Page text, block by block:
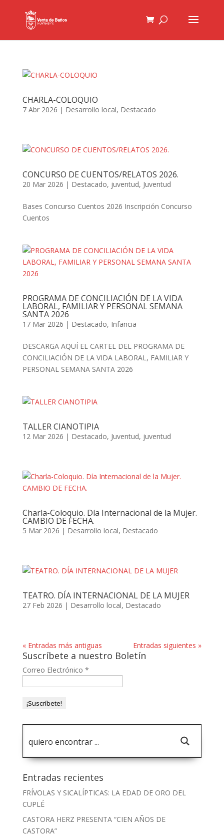
CHARLA-COLOQUIO
7 Abr 2026 | Desarrollo local, Destacado
CONCURSO DE CUENTOS/RELATOS 2026.
20 Mar 2026 | Destacado, juventud, Juventud
Bases Concurso Cuentos 2026 Inscripción Concurso
Cuentos
PROGRAMA DE CONCILIACIÓN DE LA VIDA
LABORAL, FAMILIAR Y PERSONAL SEMANA
SANTA 2026
17 Mar 2026 | Destacado, Infancia
DESCARGA AQUÍ EL CARTEL DEL PROGRAMA DE
CONCILIACIÓN DE LA VIDA LABORAL, FAMILIAR Y
PERSONAL SEMANA SANTA 2026
TALLER CIANOTIPIA
12 Mar 2026 | Destacado, Juventud, juventud
Charla-Coloquio. Día Internacional de la Mujer.
CAMBIO DE FECHA.
5 Mar 2026 | Desarrollo local, Destacado
TEATRO. DÍA INTERNACIONAL DE LA MUJER
27 Feb 2026 | Desarrollo local, Destacado
« Entradas más antiguas Entradas siguientes »
Suscríbete a nuestro Boletín
Correo Electrónico *
Entradas recientes
FRÍVOLAS Y SICALÍPTICAS: LA EDAD DE ORO DEL
CUPLÉ
CASTORA HERZ PRESENTA “CIEN AÑOS DE
CASTORA”